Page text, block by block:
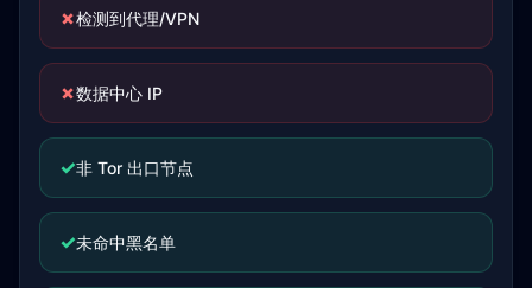
✗检测到代理/VPN
✗数据中心 IP
✓非 Tor 出口节点
✓未命中黑名单